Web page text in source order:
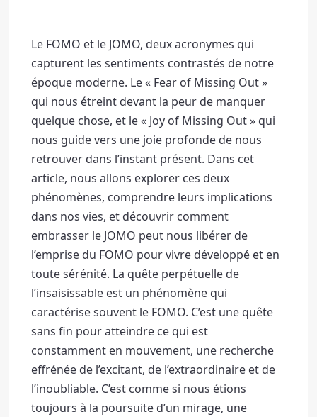
Le FOMO et le JOMO, deux acronymes qui
capturent les sentiments contrastés de notre
époque moderne. Le « Fear of Missing Out »
qui nous étreint devant la peur de manquer
quelque chose, et le « Joy of Missing Out » qui
nous guide vers une joie profonde de nous
retrouver dans l’instant présent. Dans cet
article, nous allons explorer ces deux
phénomènes, comprendre leurs implications
dans nos vies, et découvrir comment
embrasser le JOMO peut nous libérer de
l’emprise du FOMO pour vivre développé et en
toute sérénité. La quête perpétuelle de
l’insaisissable est un phénomène qui
caractérise souvent le FOMO. C’est une quête
sans fin pour atteindre ce qui est
constamment en mouvement, une recherche
effrénée de l’excitant, de l’extraordinaire et de
l’inoubliable. C’est comme si nous étions
toujours à la poursuite d’un mirage, une